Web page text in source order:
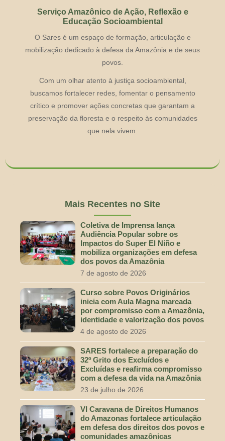
Serviço Amazônico de Ação, Reflexão e
Educação Socioambiental
O Sares é um espaço de formação, articulação e
mobilização dedicado à defesa da Amazônia e de seus
povos.
Com um olhar atento à justiça socioambiental,
buscamos fortalecer redes, fomentar o pensamento
crítico e promover ações concretas que garantam a
preservação da floresta e o respeito às comunidades
que nela vivem.
Mais Recentes no Site
Coletiva de Imprensa lança
Audiência Popular sobre os
Impactos do Super El Niño e
mobiliza organizações em defesa
dos povos da Amazônia
7 de agosto de 2026
Curso sobre Povos Originários
inicia com Aula Magna marcada
por compromisso com a Amazônia,
identidade e valorização dos povos
4 de agosto de 2026
SARES fortalece a preparação do
32º Grito dos Excluídos e
Excluídas e reafirma compromisso
com a defesa da vida na Amazônia
23 de julho de 2026
VI Caravana de Direitos Humanos
do Amazonas fortalece articulação
em defesa dos direitos dos povos e
comunidades amazônicas